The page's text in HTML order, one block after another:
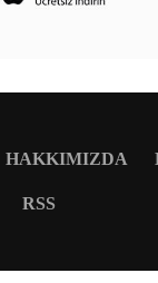
HAKKIMIZDA
RSS